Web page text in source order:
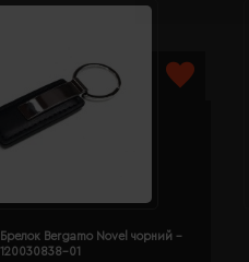
Брелок Bergamo Novel чорний -
120030838-01